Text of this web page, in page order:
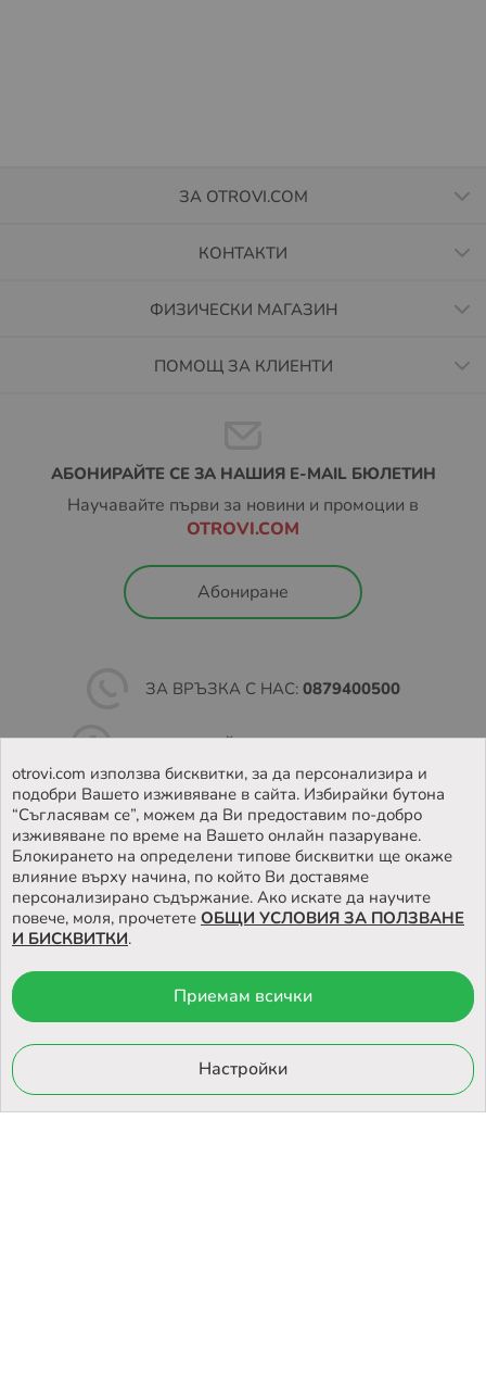
ЗА OTROVI.COM
КОНТАКТИ
ФИЗИЧЕСКИ МАГАЗИН
ПОМОЩ ЗА КЛИЕНТИ
АБОНИРАЙТЕ СЕ ЗА НАШИЯ E-MAIL БЮЛЕТИН
Научавайте първи за новини и промоции в
OTROVI.COM
Абониране
ЗА ВРЪЗКА С НАС: 0879400500
ПОСЛЕДВАЙТЕ НИ ВЪВFACEBOOK
НАМЕРЕТЕНАШИЯТ МАГАЗИН
магазин
otrovi.com използва бисквитки, за да персонализира и
подобри Вашето изживяване в сайта. Избирайки бутона
“Съгласявам се”, можем да Ви предоставим по-добро
изживяване по време на Вашето онлайн пазаруване.
Блокирането на определени типове бисквитки ще окаже
влияние върху начина, по който Ви доставяме
персонализирано съдържание. Ако искате да научите
повече, моля, прочетете ОБЩИ УСЛОВИЯ ЗА ПОЛЗВАНЕ
И БИСКВИТКИ.
Приемам всички
Настройки